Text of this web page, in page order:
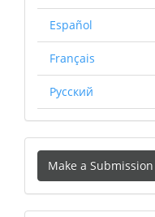
Español
Français
Русский
Make
a
Submission
Make a Submission